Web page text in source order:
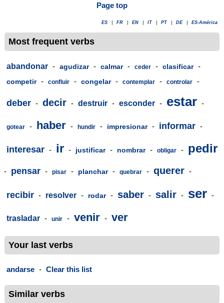
Page top
ES FR EN IT PT DE ES-América
Most frequent verbs
abandonar - agudizar - calmar - ceder - clasificar -
competir - confluir - congelar - contemplar - controlar -
deber - decir - destruir - esconder - estar -
gotear - haber - hundir - impresionar - informar -
interesar - ir - justificar - nombrar - obligar - pedir
- pensar - pisar - planchar - quebrar - querer -
recibir - resolver - rodar - saber - salir - ser -
trasladar - unir - venir - ver
Your last verbs
andarse - Clear this list
Similar verbs